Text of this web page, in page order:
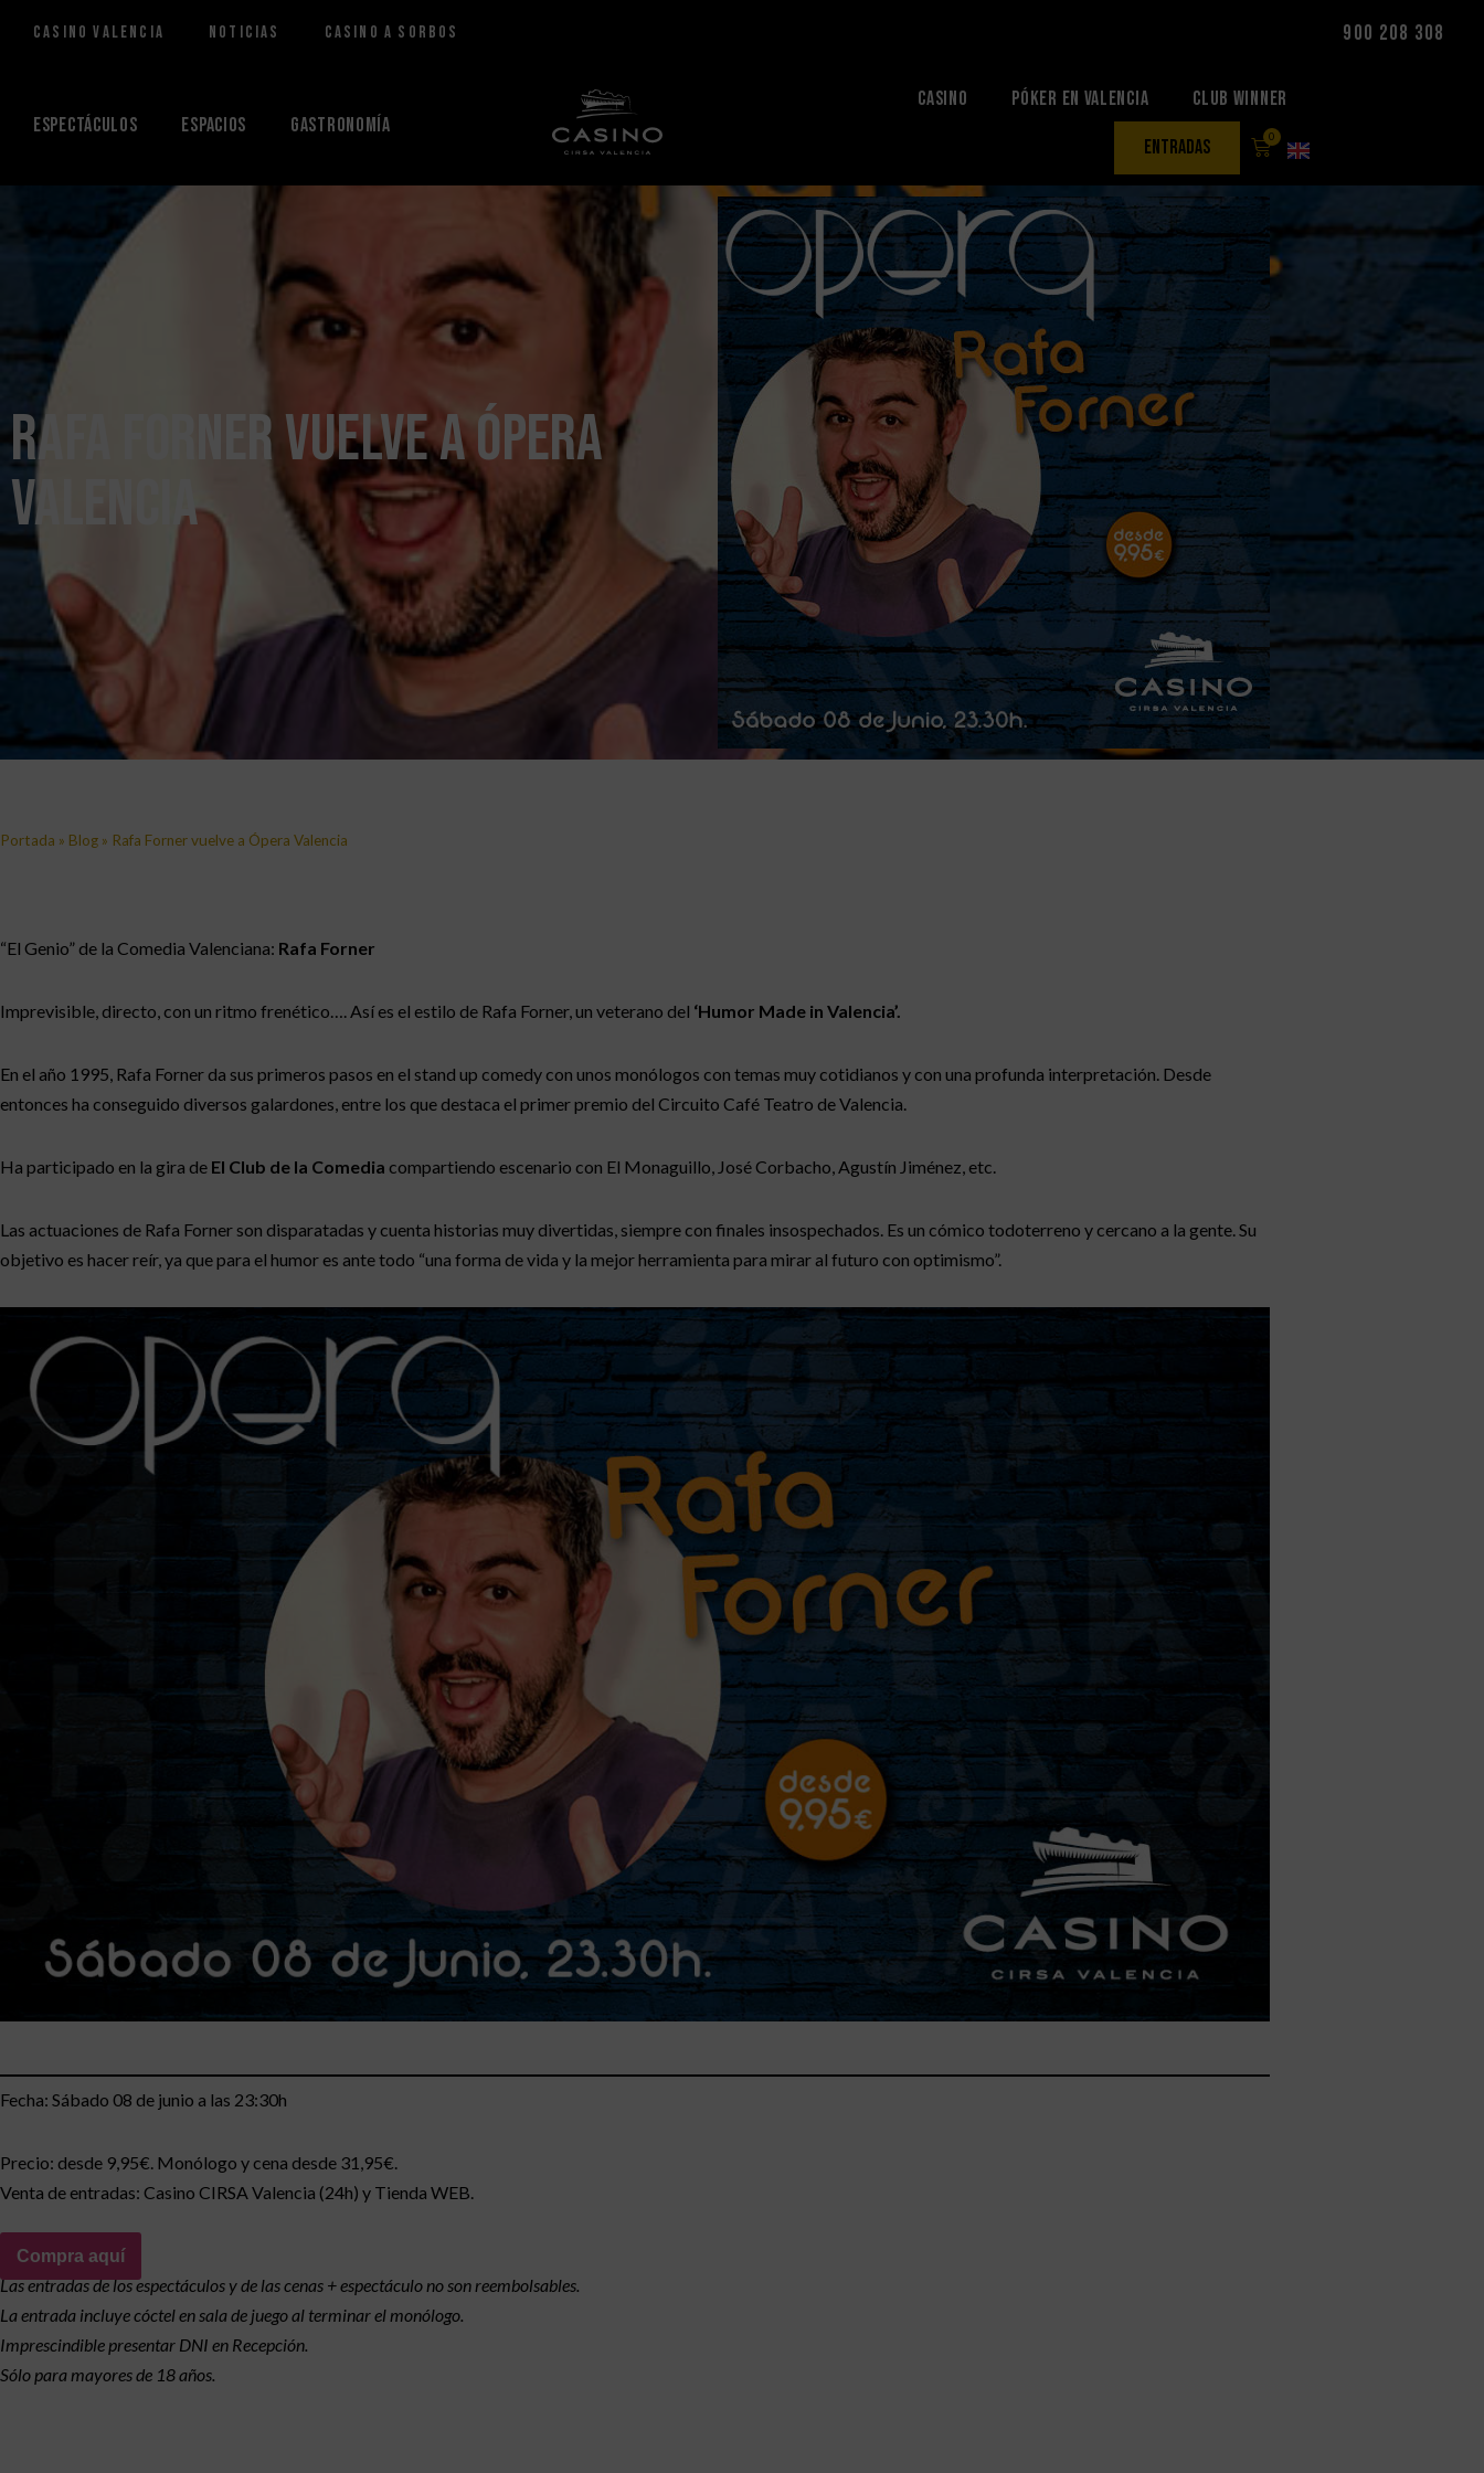
contenido
Casino Valencia Noticias Casino a Sorbos 900 208 308
Espectáculos Espacios Gastronomía
CASINO Póker en Valencia Club Winner
entradas 0
Rafa Forner vuelve a Ópera
Valencia
Portada » Blog » Rafa Forner vuelve a Ópera Valencia
“El Genio” de la Comedia Valenciana: Rafa Forner
Imprevisible, directo, con un ritmo frenético…. Así es el estilo de Rafa Forner, un veterano del ‘Humor Made in Valencia’.
En el año 1995, Rafa Forner da sus primeros pasos en el stand up comedy con unos monólogos con temas muy cotidianos y con una profunda interpretación. Desde
entonces ha conseguido diversos galardones, entre los que destaca el primer premio del Circuito Café Teatro de Valencia.
Ha participado en la gira de El Club de la Comedia compartiendo escenario con El Monaguillo, José Corbacho, Agustín Jiménez, etc.
Las actuaciones de Rafa Forner son disparatadas y cuenta historias muy divertidas, siempre con finales insospechados. Es un cómico todoterreno y cercano a la gente. Su
objetivo es hacer reír, ya que para el humor es ante todo “una forma de vida y la mejor herramienta para mirar al futuro con optimismo”.
Fecha: Sábado 08 de junio a las 23:30h
Precio: desde 9,95€. Monólogo y cena desde 31,95€.
Venta de entradas: Casino CIRSA Valencia (24h) y Tienda WEB.
Compra aquí
Las entradas de los espectáculos y de las cenas + espectáculo no son reembolsables.
La entrada incluye cóctel en sala de juego al terminar el monólogo.
Imprescindible presentar DNI en Recepción.
Sólo para mayores de 18 años.